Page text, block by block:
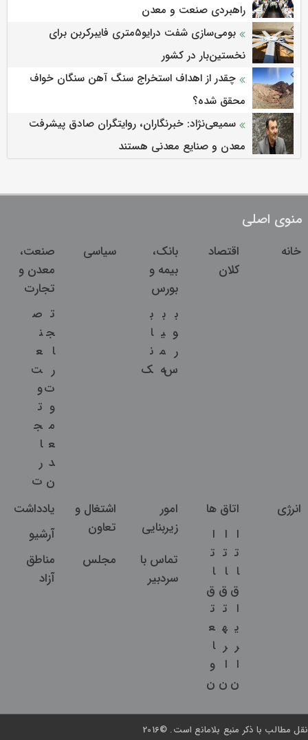
راهبردی صنعت و معدن
بومی‌سازی شفت درایو۵متری فایبرکربن برای
نخستین‌بار در کشور
چقدر از اهداف استخراج سنگ آهن سنگان خواف
محقق شده؟
سمیعی‌نژاد: خبرنگاران، روایتگران صادق پیشرفت
معدن و صنایع معدنی هستند
منوی اصلی
خانه
اقتصاد
کلان
بانک،
بیمه و
بورس
ب
و
ر
س
ب
ی
م
ه
ب
ا
ن
ک
سیاسی
صنعت،
معدن و
تجارت
ت
ج
ا
ر
ت
و
م
ع
د
ن
ص
ن
ع
ت
و
ت
ج
ا
ر
ت
انرژی
اتاق ها
ا
ت
ا
ق
ا
ی
ر
ا
ن
ا
ت
ا
ق
ت
ه
ر
ا
ن
ا
ت
ا
ق
ت
ع
ا
و
ن
امور
زیربنایی
اشتغال و
تعاون
یادداشت
آرشیو
تماس با
سردبیر
مجلس
مناطق
آزاد
نقل مطالب با ذکر منبع بلامانع است. ©2016